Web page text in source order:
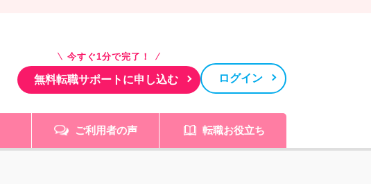
今すぐ1分で完了！
無料転職サポートに申し込む ログイン
ご利用者の声 転職お役立ち